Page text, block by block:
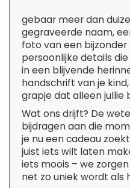
gebaar meer dan
gegraveerde naam,
foto van een
persoonlijke details
in een blijvende
handschrift van je
grapje dat alleen jullie
Wat ons drijft? De
bijdragen aan die
je nu een cadeau
juist iets wilt laten
iets moois – we
net zo uniek wordt als